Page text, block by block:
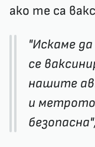
ако те са
"Искаме
се
нашите
и